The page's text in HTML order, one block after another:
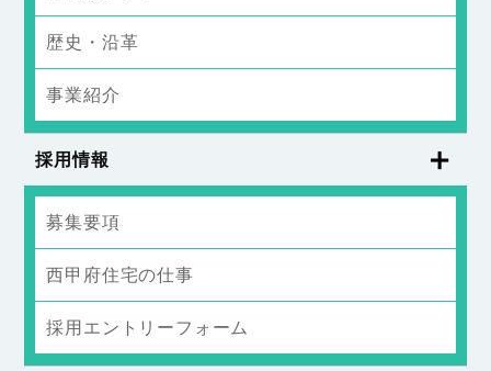
歴史・沿革
事業紹介
採用情報
募集要項
西甲府住宅の仕事
採用エントリーフォーム